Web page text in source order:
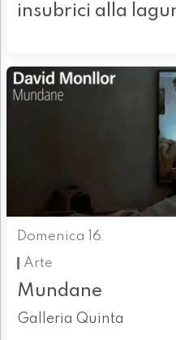
insubrici alla
Domenica 16
Arte
Mundane
Galleria Quinta